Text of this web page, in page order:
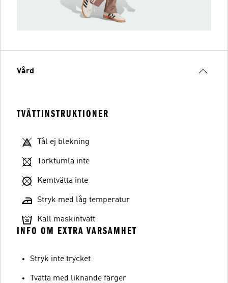
Vård
TVÄTTINSTRUKTIONER
Tål ej blekning
Torktumla inte
Kemtvätta inte
Stryk med låg temperatur
Kall maskintvätt
INFO OM EXTRA VARSAMHET
Stryk inte trycket
Tvätta med liknande färger